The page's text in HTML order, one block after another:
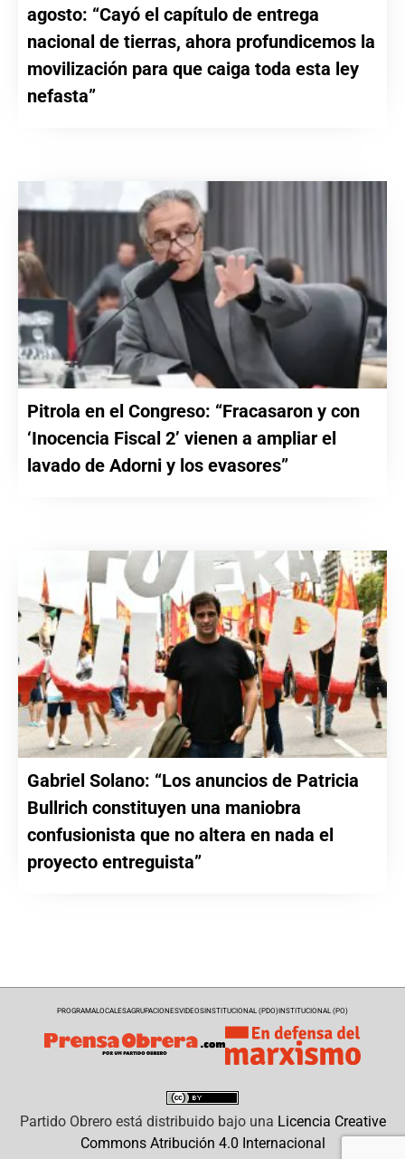
agosto: “Cayó el capítulo de entrega
nacional de tierras, ahora profundicemos la
movilización para que caiga toda esta ley
nefasta”
Pitrola en el Congreso: “Fracasaron y con
‘Inocencia Fiscal 2’ vienen a ampliar el
lavado de Adorni y los evasores”
Gabriel Solano: “Los anuncios de Patricia
Bullrich constituyen una maniobra
confusionista que no altera en nada el
proyecto entreguista”
PROGRAMALOCALESAGRUPACIONESVIDEOSINSTITUCIONAL (PDO)INSTITUCIONAL (PO)
Partido Obreroestá distribuido bajo una Licencia Creative
Commons Atribución 4.0 Internacional